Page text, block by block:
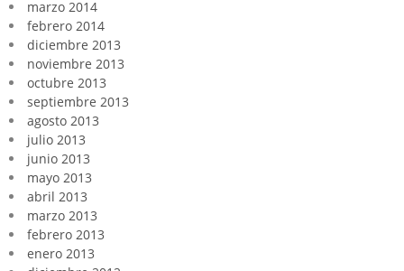
marzo 2014
febrero 2014
diciembre 2013
noviembre 2013
octubre 2013
septiembre 2013
agosto 2013
julio 2013
junio 2013
mayo 2013
abril 2013
marzo 2013
febrero 2013
enero 2013